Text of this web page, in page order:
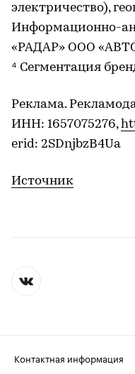
электричество),
Информационно-
«РАДАР» ООО
⁴ Сегментация
Реклама.
ИНН: 1657075276,
erid: 2SDnjbzB4Ua
Источник
Контактная информация